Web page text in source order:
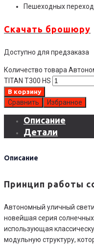
Пешеходных
Скачать брошюру
Доступно для предзаказа
Количество товара
TITAN T300 HS
В корзину
Сравнить Избранное
Описание
Детали
Описание
Принцип работы
Автономный уличный
новейшая серия
использующая
модульную структуру,